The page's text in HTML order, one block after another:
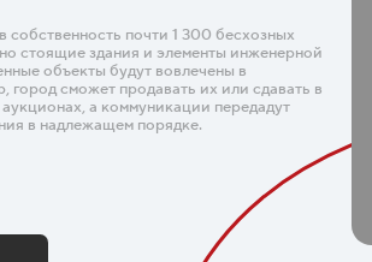
собственность почти 1 300 бесхозных
стоящие здания и элементы инженерной
объекты будут вовлечены в
сможет продавать их или сдавать в
а коммуникации передадут
в надлежащем порядке.